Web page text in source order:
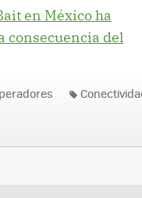
en México ha
consecuencia del